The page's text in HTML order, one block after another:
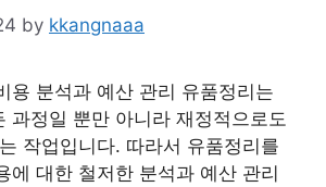
by kkangnaaa
용 분석과 예산 관리 유품정리는
과정일 뿐만 아니라 재정적으로도
작업입니다. 따라서 유품정리를
에 대한 철저한 분석과 예산 관리